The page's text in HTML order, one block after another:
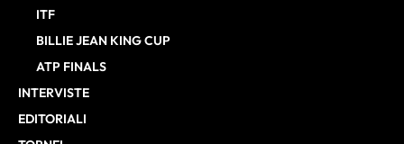
ITF
BILLIE JEAN KING CUP
ATP FINALS
INTERVISTE
EDITORIALI